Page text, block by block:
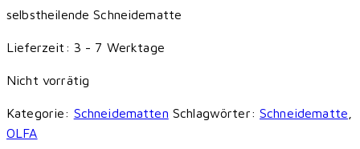
selbstheilende Schneidematte
Lieferzeit: 3 - 7 Werktage
Nicht vorrätig
Kategorie: Schneidematten Schlagwörter:Schneidematte
OLFA